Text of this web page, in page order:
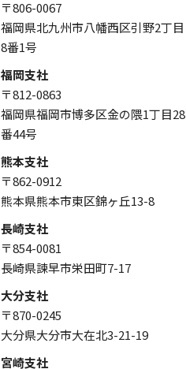
〒806-0067
福岡県北九州市八幡西区引野2丁目
8番1号
福岡支社
〒812-0863
福岡県福岡市博多区金の隈1丁目28
番44号
熊本支社
〒862-0912
熊本県熊本市東区錦ヶ丘13-8
長崎支社
〒854-0081
長崎県諫早市栄田町7-17
大分支社
〒870-0245
大分県大分市大在北3-21-19
宮崎支社